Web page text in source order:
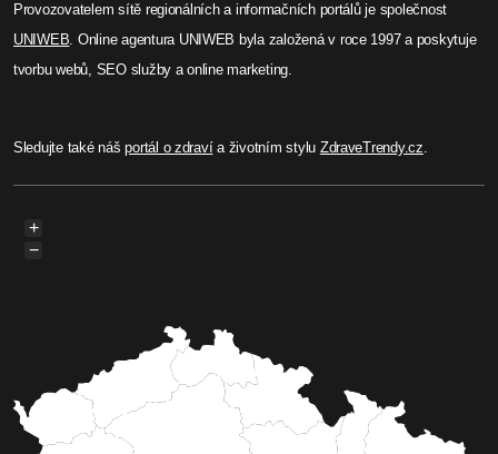
Benzín a nafta překročily
hranici 40 Kč/l